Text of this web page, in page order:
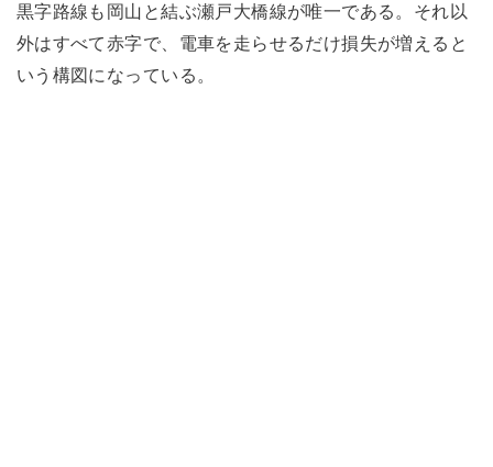
黒字路線も岡山と結ぶ瀬戸大橋線が唯一である。それ以
外はすべて赤字で、電車を走らせるだけ損失が増えると
いう構図になっている。